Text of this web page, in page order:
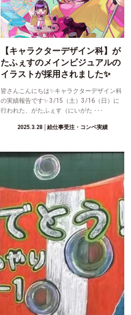
【キャラクターデザイン科】が
たふぇすのメインビジュアルの
イラストが採用されました✨
皆さんこんにちは✨キャラクターデザイン科
の実績報告です✨ 3/15（土）3/16（日）に
行われた、がたふぇす（にいがた ･･･
2025.3.28 │絵仕事受注・コンペ実績